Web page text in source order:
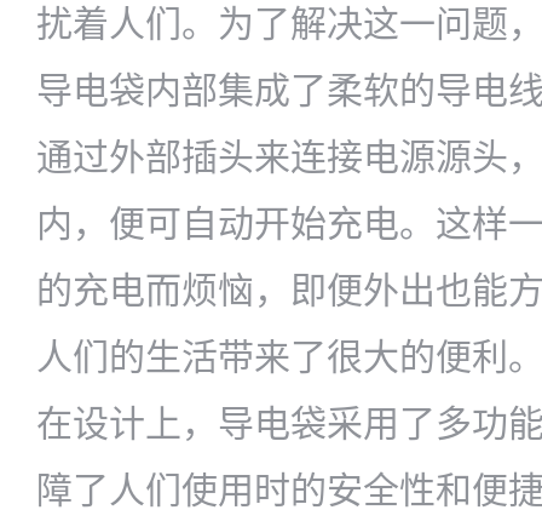
扰着人们。为了解决这一问题
导电袋内部集成了柔软的导电
通过外部插头来连接电源源头
内，便可自动开始充电。这样
的充电而烦恼，即便外出也能
人们的生活带来了很大的便利
在设计上，导电袋采用了多功
障了人们使用时的安全性和便